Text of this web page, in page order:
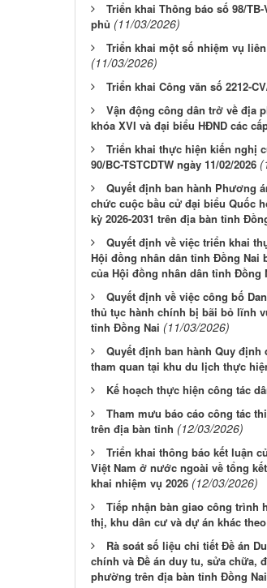
Triển khai Thông báo số 98/
phủ (11/03/2026)
Triển khai một số nhiệm vụ
(11/03/2026)
Triển khai Công văn số 2212-
Vận động công dân trở về địa
khóa XVI và đại biểu HĐND các
Triển khai thực hiện kiến nghị
90/BC-TSTCDTW ngày 11/02/2026
Quyết định ban hành Phương
chức cuộc bầu cử đại biểu Quốc
kỳ 2026-2031 trên địa bàn tỉnh
Quyết định về việc triển khai
Hội đồng nhân dân tỉnh Đồng Nai
của Hội đồng nhân dân tỉnh Đồng
Quyết định về việc công bố
thủ tục hành chính bị bãi bỏ lĩnh
tỉnh Đồng Nai (11/03/2026)
Quyết định ban hành Quy
tham quan tại khu du lịch thực
Kế hoạch thực hiện công tác
Tham mưu báo cáo công tác
trên địa bàn tỉnh (12/03/2026)
Triển khai thông báo kết luận
Việt Nam ở nước ngoài về tổng
khai nhiệm vụ 2026 (12/03/2026)
Tiếp nhận bàn giao công trình
thị, khu dân cư và dự án khác
Rà soát số liệu chi tiết Đề án
chính và Đề án duy tu, sửa chữa,
phường trên địa bàn tỉnh Đồng